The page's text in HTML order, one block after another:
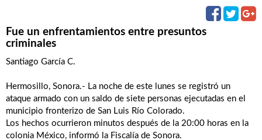
Fue un enfrentamientos entre presuntos
criminales
Santiago García C.
Hermosillo, Sonora.- La noche de este lunes se registró un
ataque armado con un saldo de siete personas ejecutadas en el
municipio fronterizo de San Luis Río Colorado.
Los hechos ocurrieron minutos después de la 20:00 horas en la
colonia México, informó la Fiscalía de Sonora.